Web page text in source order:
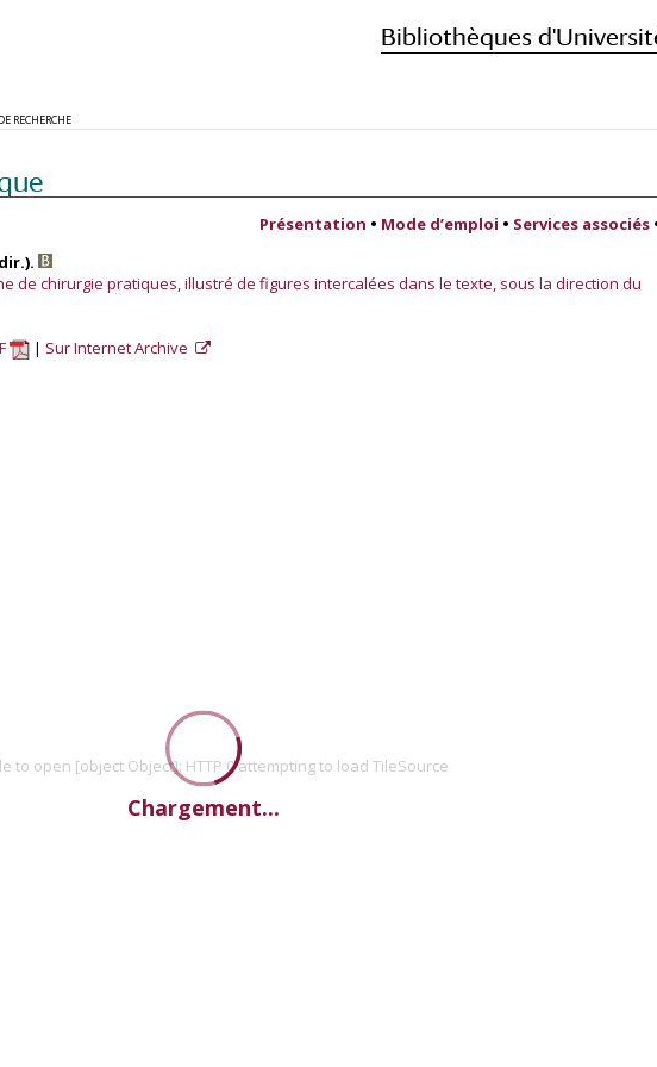
Bibliothèques
RECHERCHE
Présentation • Mode d’emploi • Services associés
de chirurgie pratiques, illustré de figures intercalées dans le texte, sous la direction du
Sur Internet Archive
to open [object Object]: HTTP 0 attempting to load TileSource
Chargement...